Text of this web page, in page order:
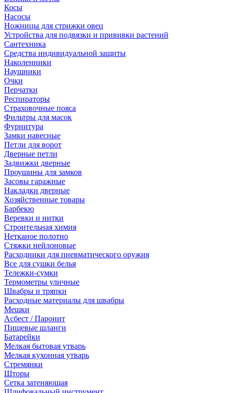
Косы
Насосы
Ножницы для стрижки овец
Устройства для подвязки и прививки растений
Сантехника
Средства индивидуальной защиты
Наколенники
Наушники
Очки
Перчатки
Респираторы
Страховочные пояса
Фильтры для масок
Фурнитура
Замки навесные
Петли для ворот
Дверные петли
Задвижки дверные
Проушины для замков
Засовы гаражные
Накладки дверные
Хозяйственные товары
Барбекю
Веревки и нитки
Строительная химия
Нетканое полотно
Стяжки нейлоновые
Расходники для пневматического оружия
Все для сушки белья
Тележки-сумки
Термометры уличные
Швабры и тряпки
Расходные материалы для швабры
Мешки
Асбест / Паронит
Пищевые шланги
Батарейки
Мелкая бытовая утварь
Мелкая кухонная утварь
Стремянки
Шторы
Сетка затеняющая